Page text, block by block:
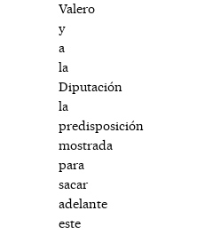
Valero
y
a
la
Diputación
la
predisposición
mostrada
para
sacar
adelante
este